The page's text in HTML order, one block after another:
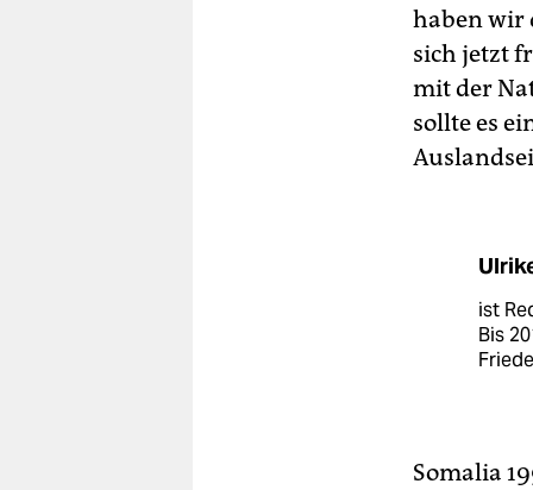
haben wir
sich jetzt
mit der
sollte es
ist
Bis
Somalia